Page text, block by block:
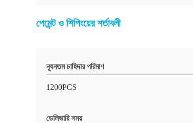
পেমেন্ট ও শিপিংয়ের শর্তাবলী
ন্যূনতম চাহিদার পরিমাণ
1200PCS
ডেলিভারি সময়